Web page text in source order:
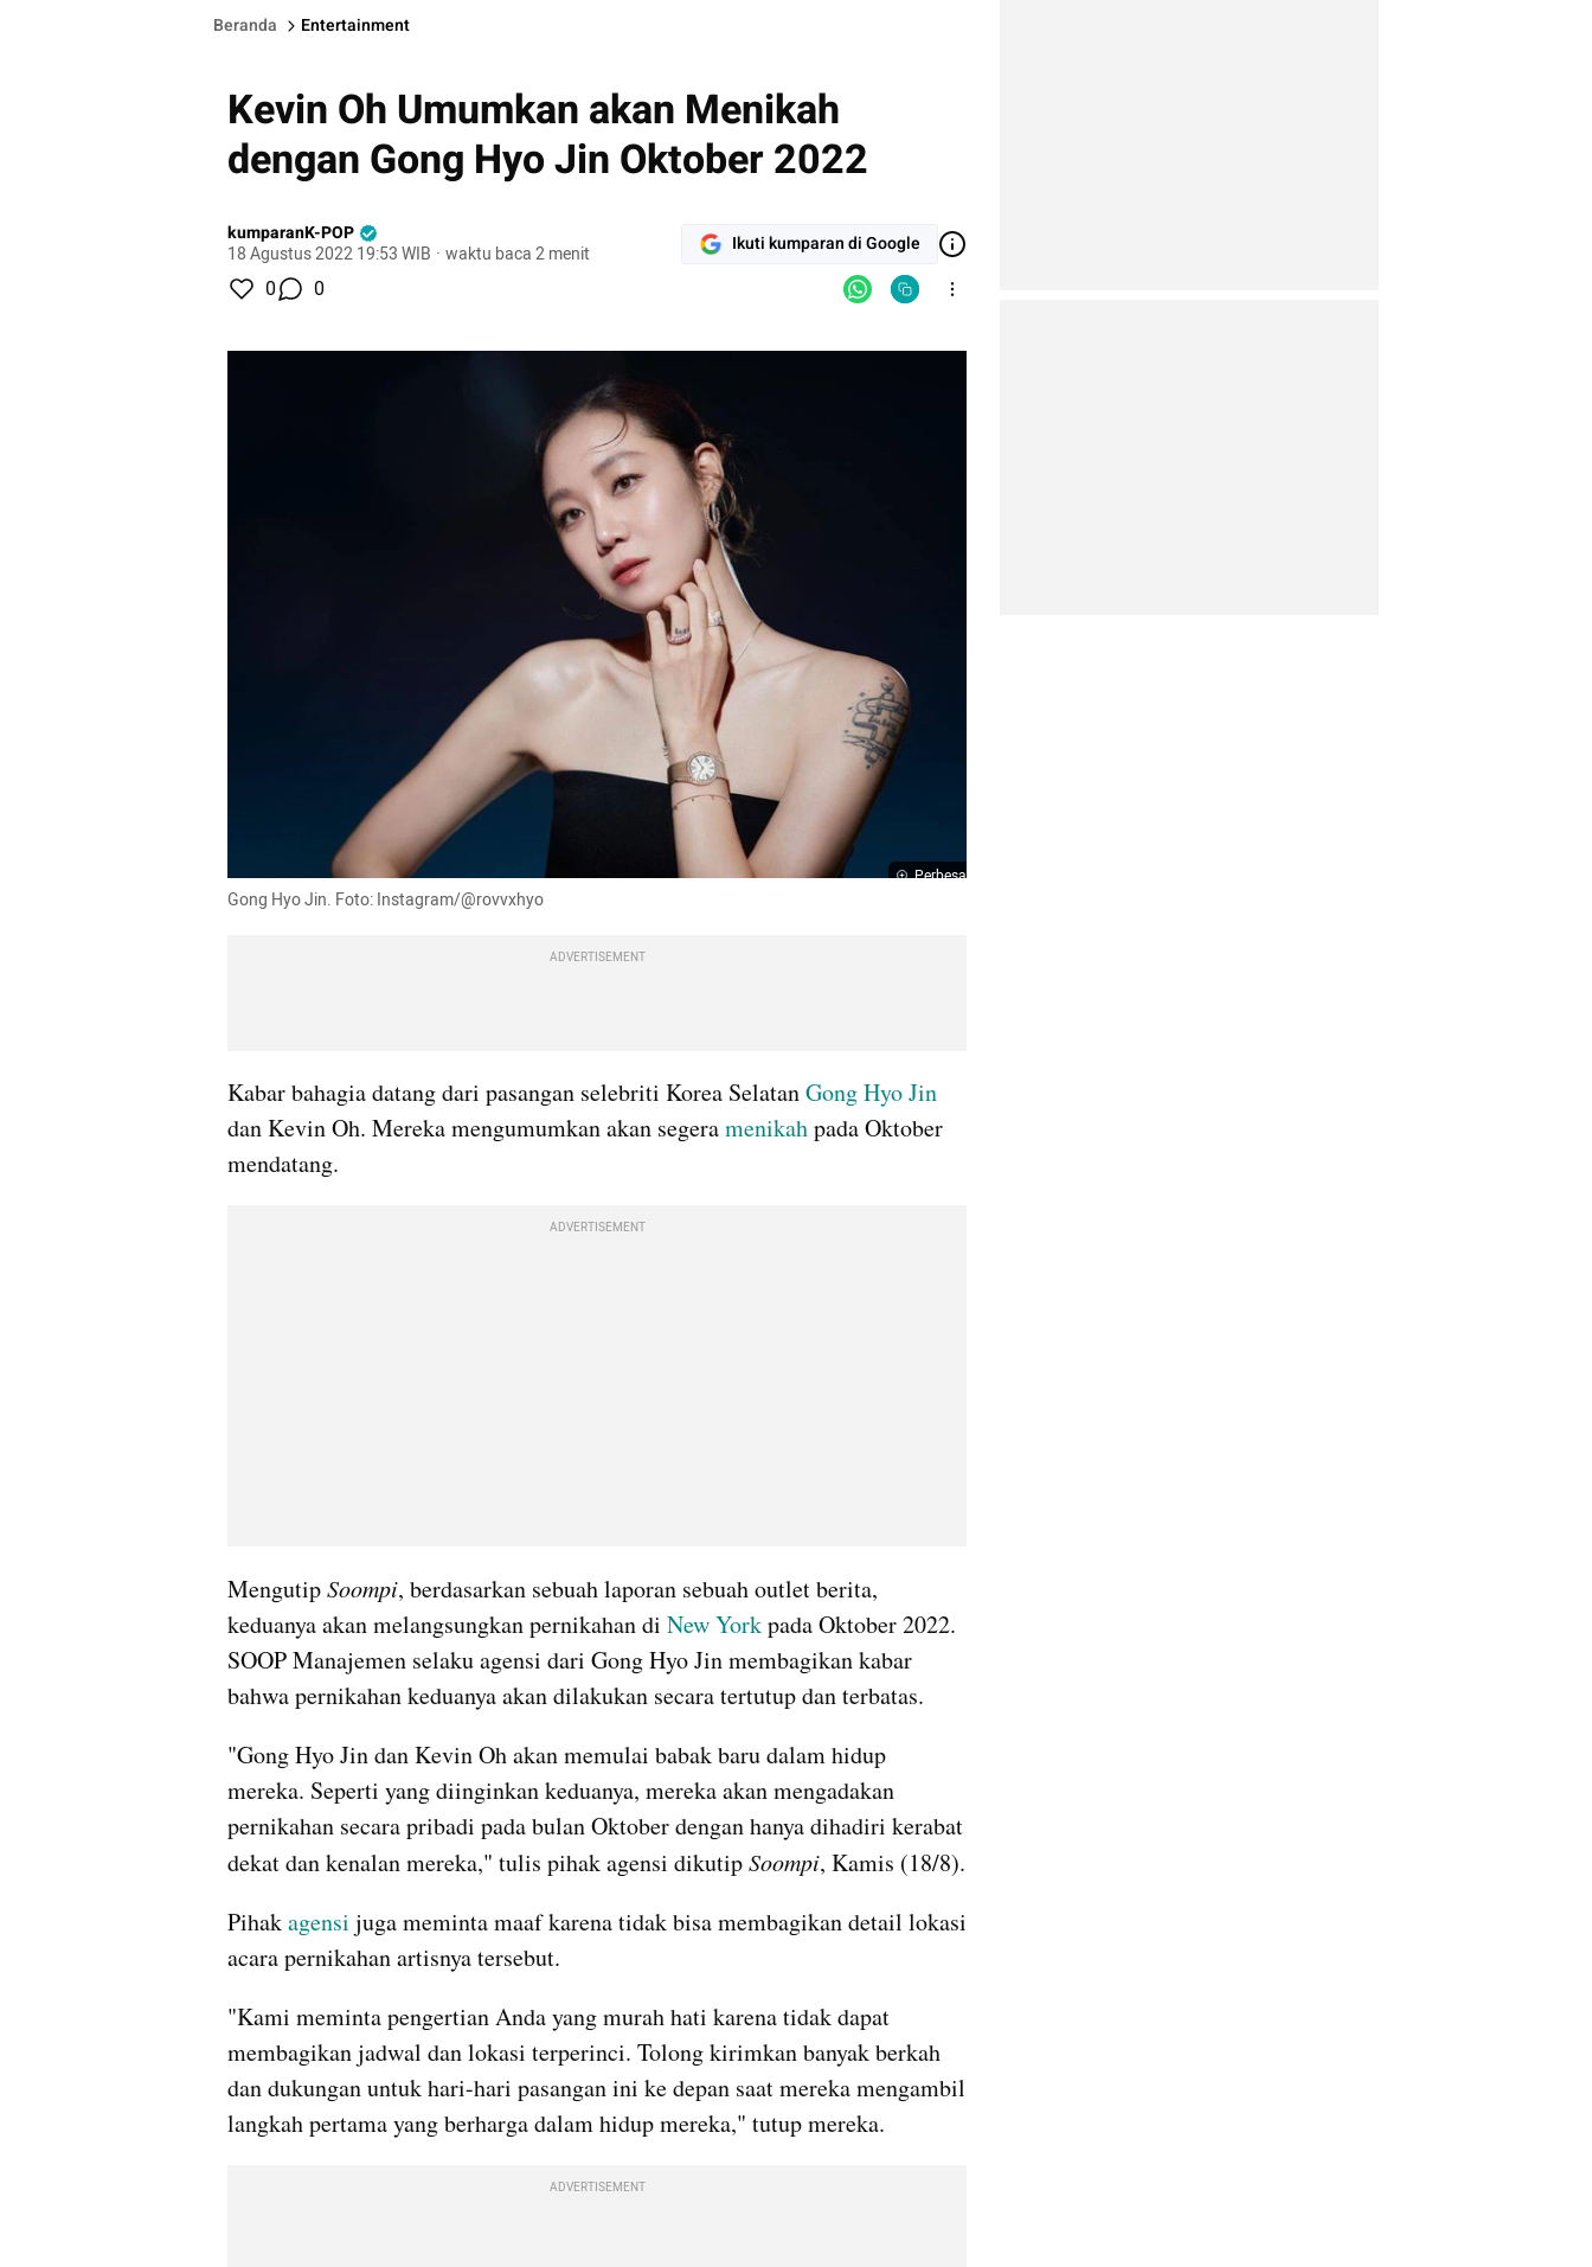
Beranda Entertainment
Kevin Oh Umumkan akan Menikah
dengan Gong Hyo Jin Oktober 2022
kumparanK-POP
18 Agustus 2022 19:53 WIB · waktu baca 2 menit Ikuti kumparan di Google
0 0
Perbesar
Gong Hyo Jin. Foto: Instagram/@rovvxhyo
ADVERTISEMENT
Kabar bahagia datang dari pasangan selebriti Korea Selatan
dan Kevin Oh. Mereka mengumumkan akan segera menikah pada Oktober
mendatang.
ADVERTISEMENT
Mengutip Soompi, berdasarkan sebuah laporan sebuah outlet berita,
keduanya akan melangsungkan pernikahan di New York pada Oktober 2022.
SOOP Manajemen selaku agensi dari Gong Hyo Jin membagikan kabar
bahwa pernikahan keduanya akan dilakukan secara tertutup dan terbatas.
"Gong Hyo Jin dan Kevin Oh akan memulai babak baru dalam hidup
mereka. Seperti yang diinginkan keduanya, mereka akan mengadakan
pernikahan secara pribadi pada bulan Oktober dengan hanya dihadiri kerabat
dekat dan kenalan mereka," tulis pihak agensi dikutip Soompi, Kamis (18/8).
Pihak agensi juga meminta maaf karena tidak bisa membagikan detail lokasi
acara pernikahan artisnya tersebut.
"Kami meminta pengertian Anda yang murah hati karena tidak dapat
membagikan jadwal dan lokasi terperinci. Tolong kirimkan banyak berkah
dan dukungan untuk hari-hari pasangan ini ke depan saat mereka mengambil
langkah pertama yang berharga dalam hidup mereka," tutup mereka.
ADVERTISEMENT